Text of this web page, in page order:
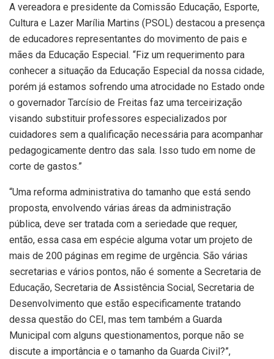
A vereadora e presidente da Comissão Educação, Esporte,
Cultura e Lazer Marília Martins (PSOL) destacou a presença
de educadores representantes do movimento de pais e
mães da Educação Especial. “Fiz um requerimento para
conhecer a situação da Educação Especial da nossa cidade,
porém já estamos sofrendo uma atrocidade no Estado onde
o governador Tarcísio de Freitas faz uma terceirização
visando substituir professores especializados por
cuidadores sem a qualificação necessária para acompanhar
pedagogicamente dentro das sala. Isso tudo em nome de
corte de gastos.”
“Uma reforma administrativa do tamanho que está sendo
proposta, envolvendo várias áreas da administração
pública, deve ser tratada com a seriedade que requer,
então, essa casa em espécie alguma votar um projeto de
mais de 200 páginas em regime de urgência. São várias
secretarias e vários pontos, não é somente a Secretaria de
Educação, Secretaria de Assistência Social, Secretaria de
Desenvolvimento que estão especificamente tratando
dessa questão do CEI, mas tem também a Guarda
Municipal com alguns questionamentos, porque não se
discute a importância e o tamanho da Guarda Civil?”,